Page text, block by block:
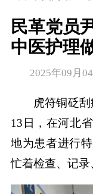
民革党员
中医护理
2025年09月04
虎符铜砭
13日，在河北
地为患者进行
忙着检查、记录